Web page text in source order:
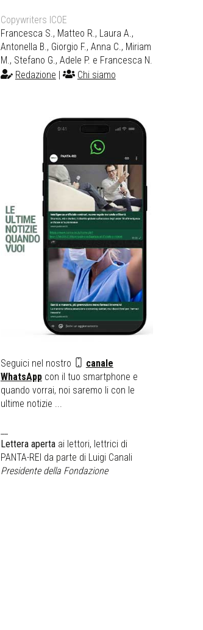
Copywriters ICOE
Francesca S., Matteo R., Laura A.,
Antonella B., Giorgio F., Anna C., Miriam
M., Stefano G., Adele P. e Francesca N.
Redazione
Chi siamo
Seguici nel nostro
canale
WhatsAppcon il tuo smartphone e
quando vorrai, noi saremo li con le
ultime notizie ...
Lettera apertaai lettori, lettrici di
PANTA-REI da parte di Luigi Canali
Presidente della Fondazione